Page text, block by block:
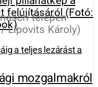
a teljes lezárást a
mozgalmakról